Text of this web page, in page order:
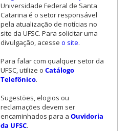
Universidade Federal de Santa
Catarina é o setor responsável
pela atualização de notícias no
site da UFSC. Para solicitar uma
divulgação, acesse o site.
Para falar com qualquer setor da
UFSC, utilize o Catálogo
Telefônico.
Sugestões, elogios ou
reclamações devem ser
encaminhados para a Ouvidoria
da UFSC.